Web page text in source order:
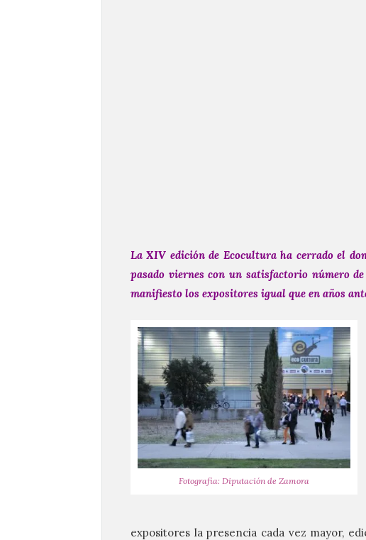
La XIV edición de Ecocultura ha cerrado el
pasado viernes con un satisfactorio número
manifiesto los expositores igual que en años
Fotografía: Diputación de Zamora
expositores la presencia cada vez mayor,